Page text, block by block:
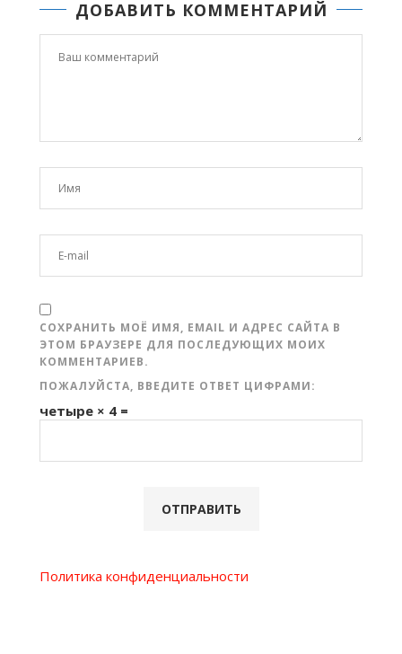
ДОБАВИТЬ КОММЕНТАРИЙ
СОХРАНИТЬ МОЁ ИМЯ, EMAIL И АДРЕС САЙТА В
ЭТОМ БРАУЗЕРЕ ДЛЯ ПОСЛЕДУЮЩИХ МОИХ
КОММЕНТАРИЕВ.
ПОЖАЛУЙСТА, ВВЕДИТЕ ОТВЕТ ЦИФРАМИ:
четыре × 4 =
Политика конфиденциальности